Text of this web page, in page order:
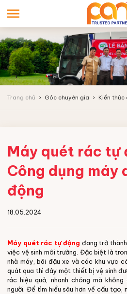
Trang chủ Góc chuyên gia Kiến thức
Máy quét rác tự
Công dụng máy
động
18.05.2024
Máy quét rác tự động đang trở
việc vệ sinh môi trường. Đặc biệt là
nhà máy, bãi đậu xe và các khu vực
quát qua thì đây một thiết bị vệ sinh
rác hiệu quả, nhanh chóng mà
người. Để tìm hiểu sâu hơn về cấu tạo,